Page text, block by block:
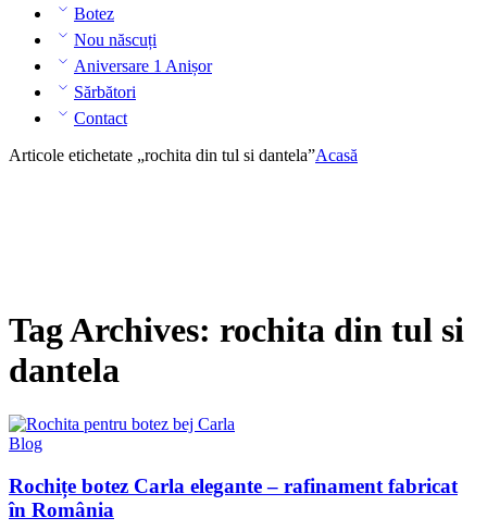
Botez
Nou născuți
Aniversare 1 Anișor
Sărbători
Contact
Articole etichetate „rochita din tul si dantela”Acasă
Tag Archives: rochita din tul si
dantela
Blog
Rochițe botez Carla elegante – rafinament fabricat
în România